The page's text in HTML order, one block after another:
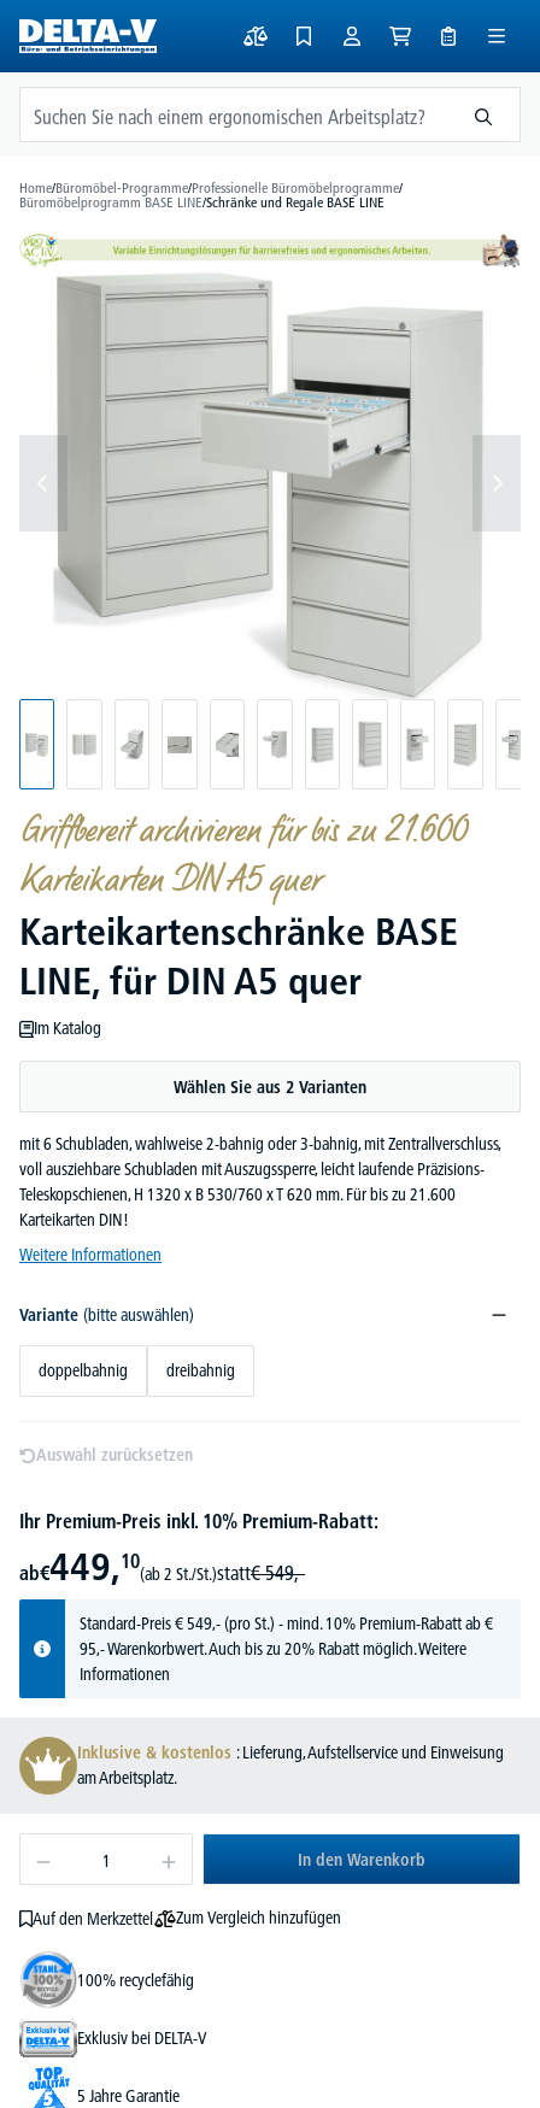
springen
Home/Büromöbel-Programme/Professionelle Büromöbelprogramme/
Büromöbelprogramm BASE LINE/Schränke und Regale BASE LINE
Bildergalerie überspringen
Griffbereit archivieren für bis zu 21.600
Karteikarten DIN A5 quer
Karteikartenschränke BASE
LINE, für DIN A5 quer
Im Katalog
Wählen Sie aus 2 Varianten
mit 6 Schubladen, wahlweise 2-bahnig oder 3-bahnig, mit Zentrallverschluss,
voll ausziehbare Schubladen mit Auszugssperre, leicht laufende Präzisions-
Teleskopschienen, H 1320 x B 530/760 x T 620 mm. Für bis zu 21.600
Karteikarten DIN!
Weitere Informationen
Variante (bitte auswählen)
doppelbahnig dreibahnig
Auswahl zurücksetzen
Ihr Premium-Preis inkl. 10% Premium-Rabatt:
ab€449,10
(ab 2 St./St.)statt€ 549,-
Standard-Preis€ 549,-(pro St.) - mind. 10% Premium-Rabatt ab €
95,- Warenkorbwert. Auch bis zu 20% Rabatt möglich.Weitere
Informationen
Inklusive & kostenlos : Lieferung, Aufstellservice und Einweisung
am Arbeitsplatz.
In den Warenkorb
Auf den Merkzettel Zum Vergleich hinzufügen
100% recyclefähig
Exklusiv bei DELTA-V
5 Jahre Garantie